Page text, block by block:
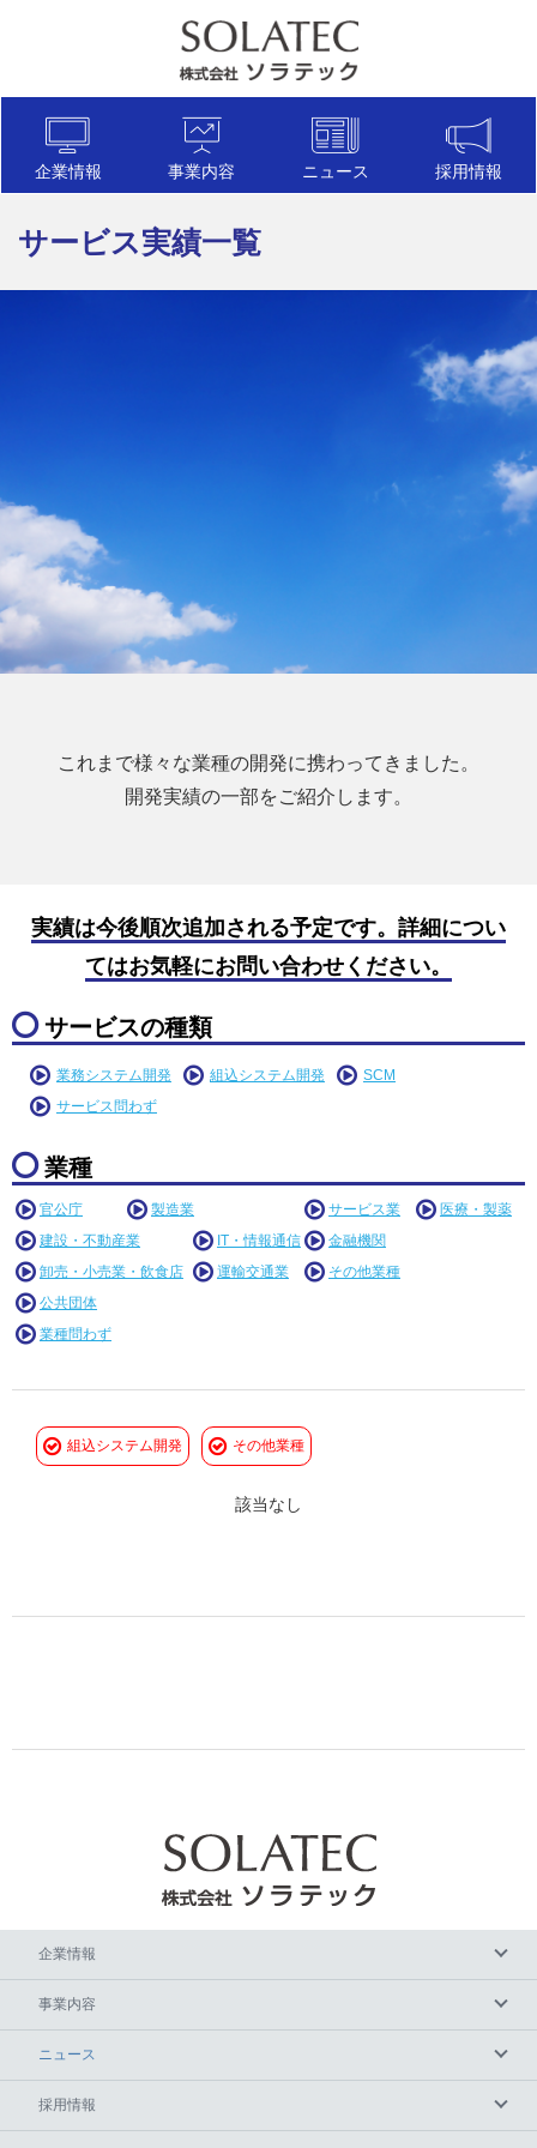
企業情報 事業内容 ニュース 採用情報
サービス実績一覧
これまで様々な業種の開発に携わってきました。
開発実績の一部をご紹介します。
実績は今後順次追加される予定です。詳細につい
てはお気軽にお問い合わせください。
サービスの種類
業務システム開発 組込システム開発
SCM
サービス問わず
業種
官公庁 製造業 サービス業
医療・製薬
建設・不動産業
IT・情報通信
金融機関
卸売・小売業・飲食店
運輸交通業
その他業種
公共団体
業種問わず
組込システム開発 その他業種
該当なし
企業情報
事業内容
ニュース
採用情報